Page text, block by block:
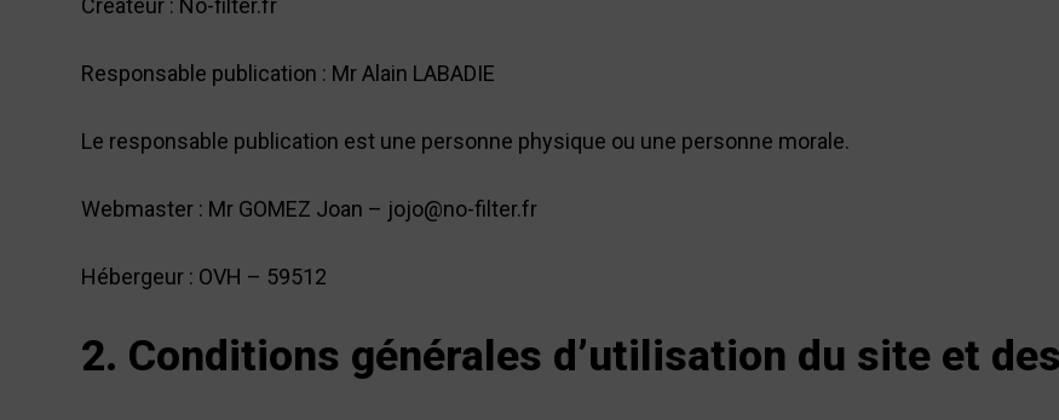
Créateur : No-filter.fr
Responsable publication : Mr Alain LABADIE
Le responsable publication est une personne physique ou une personne morale.
Webmaster : Mr GOMEZ Joan – jojo@no-filter.fr
Hébergeur : OVH – 59512
2. Conditions générales d’utilisation du site et